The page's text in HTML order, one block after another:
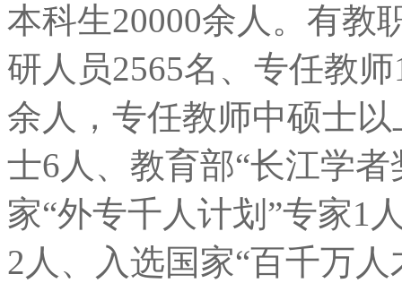
本科生20000余人。有教
研人员2565名、专任教
余人，专任教师中硕士
士6人、教育部“长江学
家“外专千人计划”专家1
2人、入选国家“百千万